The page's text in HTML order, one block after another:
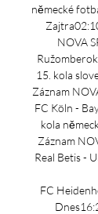
německé
NOVA
15. kola
Záznam
FC Köln -
kola
Záznam
Real Betis -
FC